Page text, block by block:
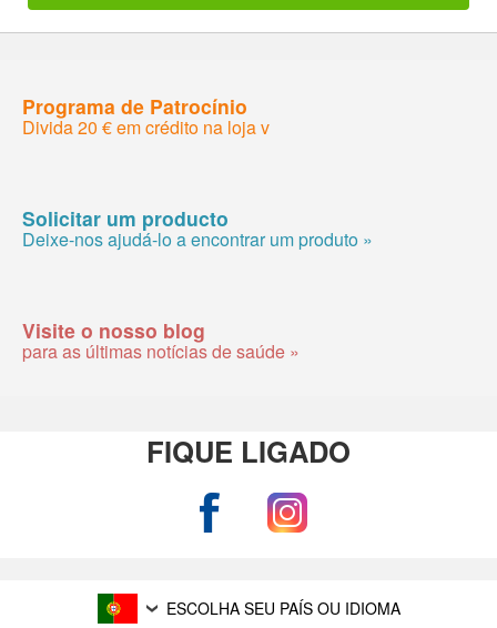
Programa de Patrocínio
Divida 20 € em crédito na loja v
Solicitar um producto
Deixe-nos ajudá-lo a encontrar um produto »
Visite o nosso blog
para as últimas notícias de saúde »
FIQUE LIGADO
ESCOLHA SEU PAÍS OU IDIOMA